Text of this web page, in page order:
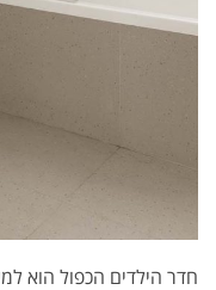
חדר הילדים הכפול הוא